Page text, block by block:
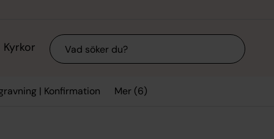
Kyrkor Sök
| Konfirmation Mer (6)